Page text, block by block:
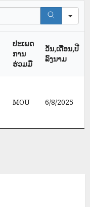
ປະເພດ
ການ
ຮ່ວມມື
ວັນ,ເດືອນ,ປີ
ລົງນາມ
MOU 6/8/2025